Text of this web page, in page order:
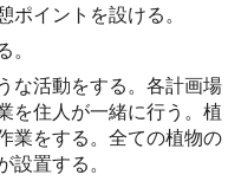
ポイントを設ける。
。
な活動をする。各計画場
を住人が一緒に行う。植
業をする。全ての植物の
設置する。